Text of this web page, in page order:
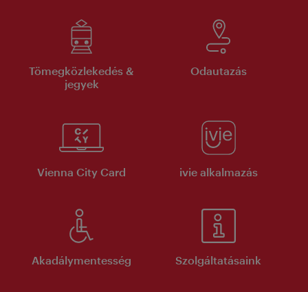
Tömegközlekedés &
jegyek
Odautazás
Vienna City Card ivie alkalmazás
Akadálymentesség Szolgáltatásaink